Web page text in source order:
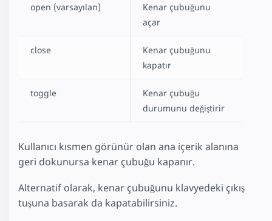
open (varsayılan)
Kenar çubuğunu
açar
close
Kenar çubuğunu
kapatır
toggle
Kenar çubuğu
durumunu değiştirir
Kullanıcı kısmen görünür olan ana içerik alanına
geri dokunursa kenar çubuğu kapanır.
Alternatif olarak, kenar çubuğunu klavyedeki çıkış
tuşuna basarak da kapatabilirsiniz.